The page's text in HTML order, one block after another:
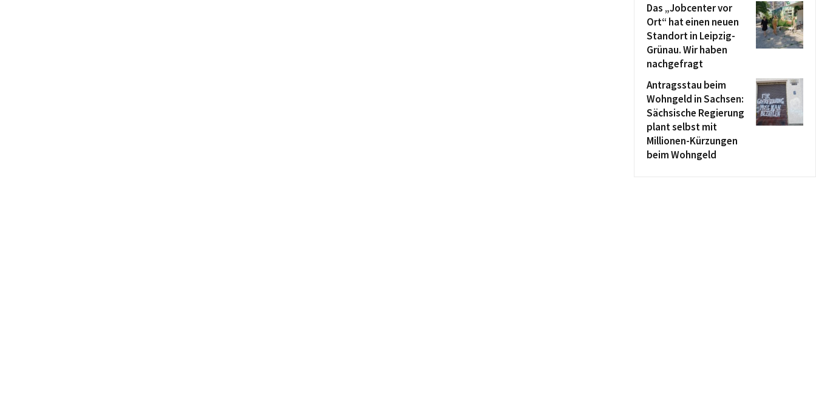
Das „Jobcenter vor
Ort“ hat einen neuen
Standort in Leipzig-
Grünau. Wir haben
nachgefragt
Antragsstau beim
Wohngeld in Sachsen:
Sächsische Regierung
plant selbst mit
Millionen-Kürzungen
beim Wohngeld